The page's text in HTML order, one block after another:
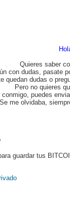
Quieres saber
con dudas, pasate
quedan dudas o
Pero no quieres
conmigo, puedes
Se me olvidaba,
guardar tus